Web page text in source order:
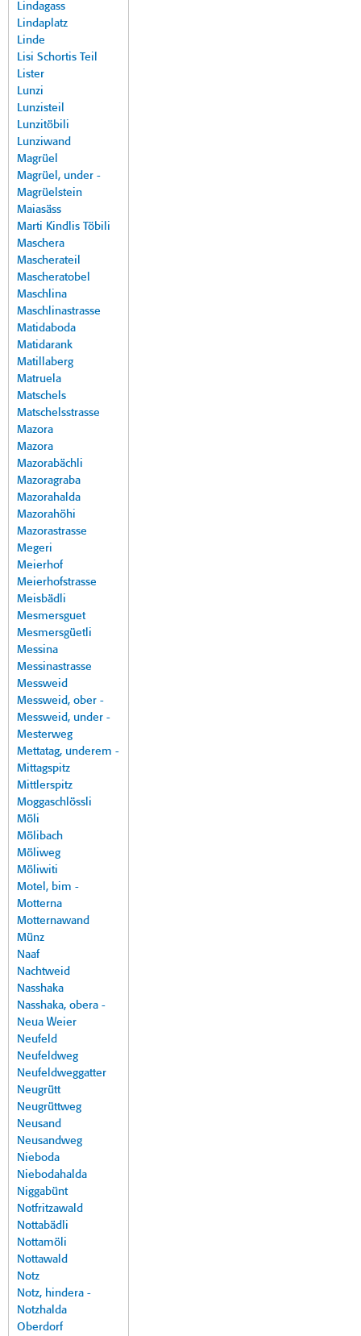
Lindagass
Lindaplatz
Linde
Lisi Schortis Teil
Lister
Lunzi
Lunzisteil
Lunzitöbili
Lunziwand
Magrüel
Magrüel, under -
Magrüelstein
Maiasäss
Marti Kindlis Töbili
Maschera
Mascherateil
Mascheratobel
Maschlina
Maschlinastrasse
Matidaboda
Matidarank
Matillaberg
Matruela
Matschels
Matschelsstrasse
Mazora
Mazora
Mazorabächli
Mazoragraba
Mazorahalda
Mazorahöhi
Mazorastrasse
Megeri
Meierhof
Meierhofstrasse
Meisbädli
Mesmersguet
Mesmersgüetli
Messina
Messinastrasse
Messweid
Messweid, ober -
Messweid, under -
Mesterweg
Mettatag, underem -
Mittagspitz
Mittlerspitz
Moggaschlössli
Möli
Mölibach
Möliweg
Möliwiti
Motel, bim -
Motterna
Motternawand
Münz
Naaf
Nachtweid
Nasshaka
Nasshaka, obera -
Neua Weier
Neufeld
Neufeldweg
Neufeldweggatter
Neugrütt
Neugrüttweg
Neusand
Neusandweg
Nieboda
Niebodahalda
Niggabünt
Notfritzawald
Nottabädli
Nottamöli
Nottawald
Notz
Notz, hindera -
Notzhalda
Oberdorf